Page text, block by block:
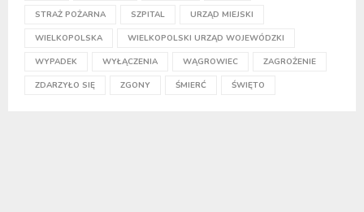
STRAŻ POŻARNA SZPITAL URZĄD MIEJSKI
WIELKOPOLSKA WIELKOPOLSKI URZĄD WOJEWÓDZKI
WYPADEK WYŁĄCZENIA WĄGROWIEC ZAGROŻENIE
ZDARZYŁO SIĘ ZGONY ŚMIERĆ ŚWIĘTO